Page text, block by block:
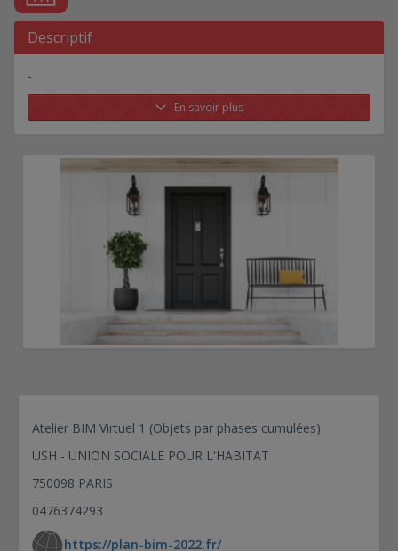
Descriptif
-
En savoir plus
Atelier BIM Virtuel 1 (Objets par phases cumulées)
USH - UNION SOCIALE POUR L'HABITAT
750098 PARIS
0476374293
https://plan-bim-2022.fr/